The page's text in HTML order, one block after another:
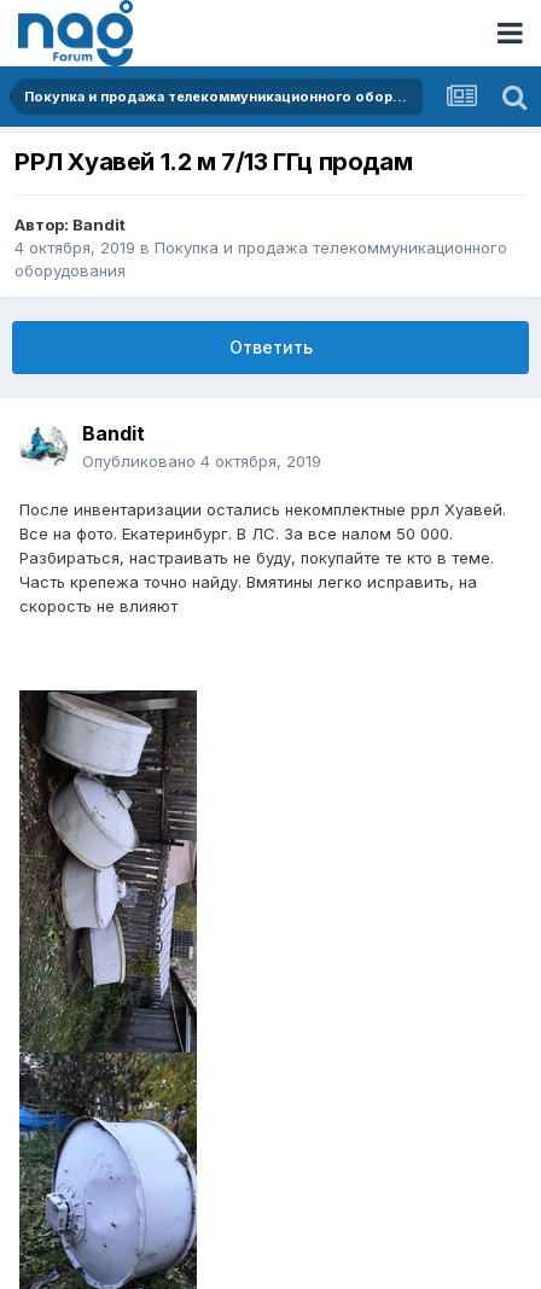
Покупка и продажа телекоммуникационного оборудования
РРЛ Хуавей 1.2 м 7/13 ГГц продам
Автор: Bandit
4 октября, 2019 в Покупка и продажа телекоммуникационного
оборудования
Ответить
Bandit
Опубликовано 4 октября, 2019
После инвентаризации остались некомплектные ррл Хуавей.
Все на фото. Екатеринбург. В ЛС. За все налом 50 000.
Разбираться, настраивать не буду, покупайте те кто в теме.
Часть крепежа точно найду. Вмятины легко исправить, на
скорость не влияют